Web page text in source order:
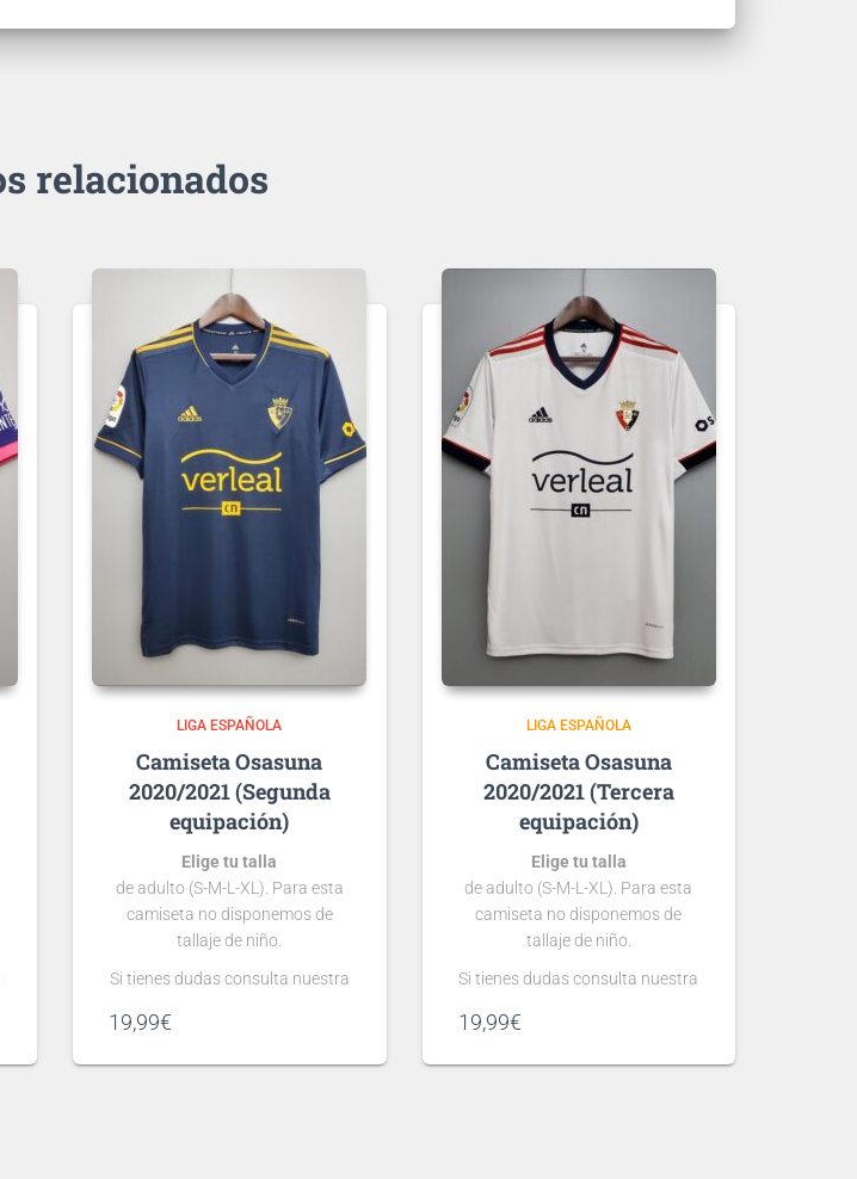
relacionados
LIGA ESPAÑOLA
Osasuna
2020/2021 (Segunda
equipación)
Elige tu talla
de adulto (S-M-L-XL). Para esta
camiseta no disponemos de
tallaje de niño.
Si tienes dudas consulta nuestra
Puedes elegir
19,99€
LIGA ESPAÑOLA
Osasuna
2020/2021 (Tercera
equipación)
Elige tu talla
de adulto (S-M-L-XL). Para esta
camiseta no disponemos de
tallaje de niño.
Si tienes dudas consulta nuestra
Puedes elegir
19,99€